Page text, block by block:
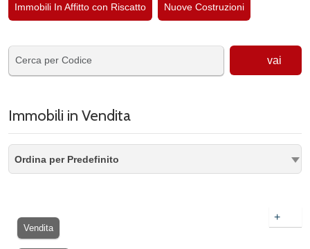
Immobili In Affitto con Riscatto Nuove Costruzioni
vai
Immobili in Vendita
Ordina per Predefinito
Vendita
+